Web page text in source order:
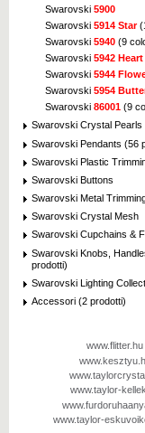
Swarovski 5900
Swarovski 5914 Star
Swarovski 5940 (9
Swarovski 5942 Heart
Swarovski 5944
Swarovski 5954
Swarovski 86001 (9
Swarovski Crystal Pearls
Swarovski Pendants (56
Swarovski Plastic
Swarovski Buttons
Swarovski Metal
Swarovski Crystal Mesh
Swarovski Cupchains &
Swarovski Knobs,
prodotti)
Swarovski Lighting
Accessori (2 prodotti)
www.flitter.hu
www.taylor-
www.taylor-